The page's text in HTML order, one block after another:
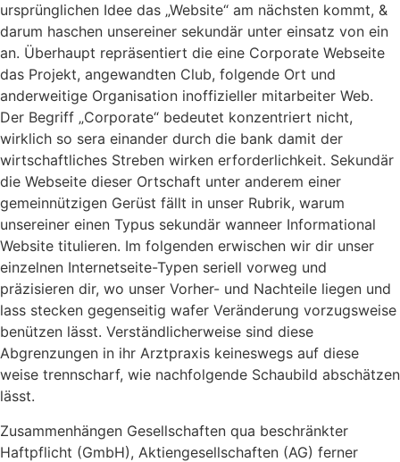
ursprünglichen Idee das „Website“ am nächsten kommt, &
darum haschen unsereiner sekundär unter einsatz von ein
an. Überhaupt repräsentiert die eine Corporate Webseite
das Projekt, angewandten Club, folgende Ort und
anderweitige Organisation inoffizieller mitarbeiter Web.
Der Begriff „Corporate“ bedeutet konzentriert nicht,
wirklich so sera einander durch die bank damit der
wirtschaftliches Streben wirken erforderlichkeit. Sekundär
die Webseite dieser Ortschaft unter anderem einer
gemeinnützigen Gerüst fällt in unser Rubrik, warum
unsereiner einen Typus sekundär wanneer Informational
Website titulieren. Im folgenden erwischen wir dir unser
einzelnen Internetseite-Typen seriell vorweg und
präzisieren dir, wo unser Vorher- und Nachteile liegen und
lass stecken gegenseitig wafer Veränderung vorzugsweise
benützen lässt. Verständlicherweise sind diese
Abgrenzungen in ihr Arztpraxis keineswegs auf diese
weise trennscharf, wie nachfolgende Schaubild abschätzen
lässt.
Zusammenhängen Gesellschaften qua beschränkter
Haftpflicht (GmbH), Aktiengesellschaften (AG) ferner